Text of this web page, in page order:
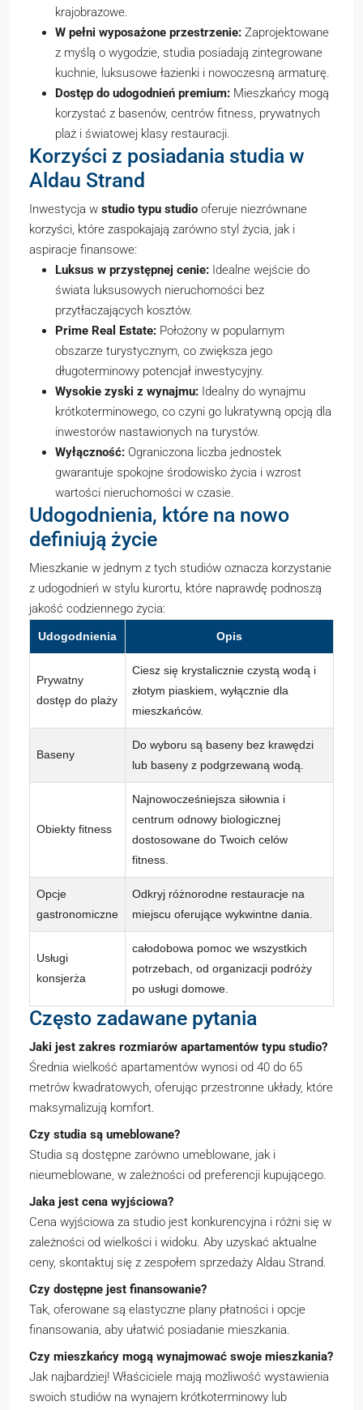
krajobrazowe.
W pełni wyposażone przestrzenie: Zaprojektowane
z myślą o wygodzie, studia posiadają zintegrowane
kuchnie, luksusowe łazienki i nowoczesną armaturę.
Dostęp do udogodnień premium: Mieszkańcy mogą
korzystać z basenów, centrów fitness, prywatnych
plaż i światowej klasy restauracji.
Korzyści z posiadania studia w
Aldau Strand
Inwestycja w studio typu studio oferuje niezrównane
korzyści, które zaspokajają zarówno styl życia, jak i
aspiracje finansowe:
Luksus w przystępnej cenie: Idealne wejście do
świata luksusowych nieruchomości bez
przytłaczających kosztów.
Prime Real Estate: Położony w popularnym
obszarze turystycznym, co zwiększa jego
długoterminowy potencjał inwestycyjny.
Wysokie zyski z wynajmu: Idealny do wynajmu
krótkoterminowego, co czyni go lukratywną opcją dla
inwestorów nastawionych na turystów.
Wyłączność: Ograniczona liczba jednostek
gwarantuje spokojne środowisko życia i wzrost
wartości nieruchomości w czasie.
Udogodnienia, które na nowo
definiują życie
Mieszkanie w jednym z tych studiów oznacza korzystanie
z udogodnień w stylu kurortu, które naprawdę podnoszą
jakość codziennego życia:
Udogodnienia Opis
Prywatny
dostęp do plaży
Ciesz się krystalicznie czystą wodą i
złotym piaskiem, wyłącznie dla
mieszkańców.
Baseny
Do wyboru są baseny bez krawędzi
lub baseny z podgrzewaną wodą.
Obiekty fitness
Najnowocześniejsza siłownia i
centrum odnowy biologicznej
dostosowane do Twoich celów
fitness.
Opcje
gastronomiczne
Odkryj różnorodne restauracje na
miejscu oferujące wykwintne dania.
Usługi
konsjerża
całodobowa pomoc we wszystkich
potrzebach, od organizacji podróży
po usługi domowe.
Często zadawane pytania
Jaki jest zakres rozmiarów apartamentów typu studio?
Średnia wielkość apartamentów wynosi od 40 do 65
metrów kwadratowych, oferując przestronne układy, które
maksymalizują komfort.
Czy studia są umeblowane?
Studia są dostępne zarówno umeblowane, jak i
nieumeblowane, w zależności od preferencji kupującego.
Jaka jest cena wyjściowa?
Cena wyjściowa za studio jest konkurencyjna i różni się w
zależności od wielkości i widoku. Aby uzyskać aktualne
ceny, skontaktuj się z zespołem sprzedaży Aldau Strand.
Czy dostępne jest finansowanie?
Tak, oferowane są elastyczne plany płatności i opcje
finansowania, aby ułatwić posiadanie mieszkania.
Czy mieszkańcy mogą wynajmować swoje mieszkania?
Jak najbardziej! Właściciele mają możliwość wystawienia
swoich studiów na wynajem krótkoterminowy lub